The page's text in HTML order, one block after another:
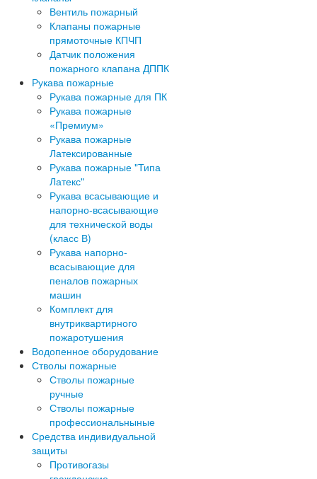
Вентиль пожарный
Клапаны пожарные
прямоточные КПЧП
Датчик положения
пожарного клапана ДППК
Рукава пожарные
Рукава пожарные для ПК
Рукава пожарные
«Премиум»
Рукава пожарные
Латексированные
Рукава пожарные "Типа
Латекс"
Рукава всасывающие и
напорно-всасывающие
для технической воды
(класс В)
Рукава напорно-
всасывающие для
пеналов пожарных
машин
Комплект для
внутриквартирного
пожаротушения
Водопенное оборудование
Стволы пожарные
Стволы пожарные
ручные
Стволы пожарные
профессиональныные
Средства индивидуальной
защиты
Противогазы